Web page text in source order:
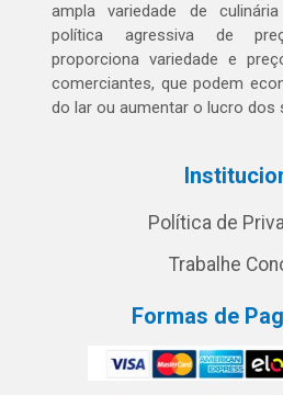
ampla variedade de
política agressiva de
proporciona variedade e
comerciantes, que podem
do lar ou aumentar o lucro dos
Política de
Trabalhe
Formas de